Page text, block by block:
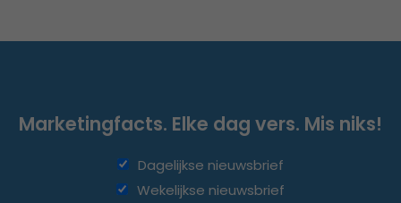
Marketingfacts. Elke dag vers. Mis niks!
Dagelijkse nieuwsbrief
Wekelijkse nieuwsbrief